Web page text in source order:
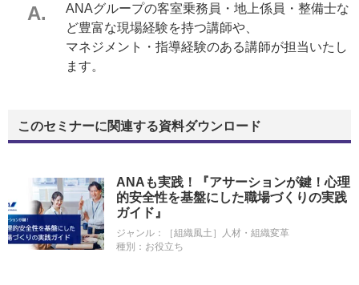
A.
ANAグループの客室乗務員・地上係員・整備士な
ど豊富な現場経験を持つ講師や、
マネジメント・指導経験のある講師が担当いたし
ます。
このセミナーに関連する資料ダウンロード
ANAも実践！『アサーションが鍵！心理
的安全性を基盤にした職場づくりの実践
ガイド』
ジャンル：
［組織風土］人材・組織変革
種別： お役立ち